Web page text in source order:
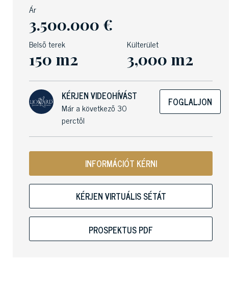
Ár
3.500.000 €
Belső terek
150 m2
Külterület
3,000 m2
KÉRJEN VIDEOHÍVÁST
Már a következő 30
perctől
FOGLALJON
INFORMÁCIÓT KÉRNI
KÉRJEN VIRTUÁLIS SÉTÁT
PROSPEKTUS PDF